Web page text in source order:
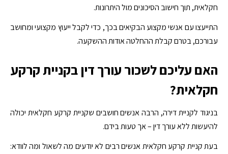
חקלאית, תוך חישוב הסיכונים מול היתרונות.
התייעצו עם אנשי מקצוע הבקיאים בכך, כדי לקבל ייעוץ מקצועי ומחושב
עבורכם, בטרם קבלת ההחלטה אודות ההשקעה.
האם עליכם לשכור עורך דין בקניית קרקע
חקלאית?
בניגוד לקניית דירה, הרבה אנשים חושבים שקניית קרקע חקלאית יכולה
להיעשות ללא עורך דין – אך טעות בידם.
בעת קניית קרקע חקלאית אנשים רבים לא יודעים מה לשאול ומה לוודא: